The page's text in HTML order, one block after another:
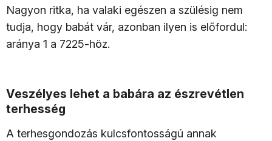
Nagyon ritka, ha valaki egészen a szülésig nem
tudja, hogy babát vár, azonban ilyen is előfordul:
aránya 1 a 7225-höz.
Veszélyes lehet a babára az észrevétlen
terhesség
A terhesgondozás kulcsfontosságú annak